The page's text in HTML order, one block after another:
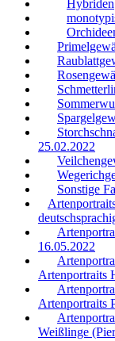
Hybriden
25.02.2022
Sonstige
16.05.2022
Artenportraits
Artenportraits
Weißlinge